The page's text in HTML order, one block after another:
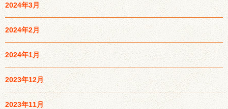
2024年3月
2024年2月
2024年1月
2023年12月
2023年11月